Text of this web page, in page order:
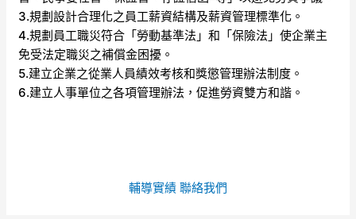
3.規劃設計合理化之員工薪資結構及薪資管理標準化。
4.規劃員工職災符合「勞動基準法」和「保險法」使企業主
免受法定職災之補償金困擾。
5.建立企業之從業人員績效考核和獎懲管理辦法制度。
6.建立人事單位之各項管理辦法，促進勞資雙方和諧。
輔導實績 聯絡我們